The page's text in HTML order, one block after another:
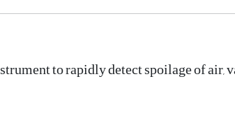
to rapidly detect spoilage of air,